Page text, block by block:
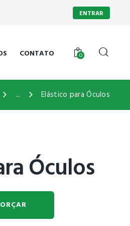
ENTRAR
CONTATO 0
... Elástico para Óculos
Óculos
ORÇAR